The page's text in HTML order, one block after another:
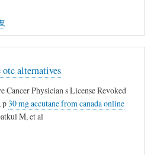
otc alternatives
Cancer Physician s License Revoked
p 30 mg accutane from canada online
M, et al